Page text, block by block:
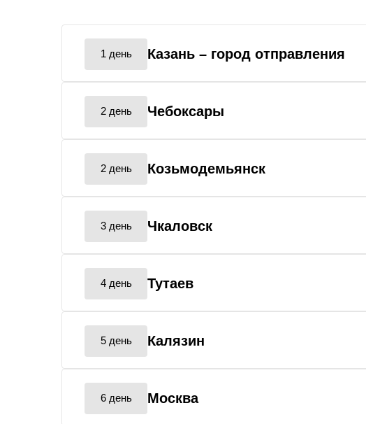
1 день Казань – город отправления
2 день Чебоксары
2 день Козьмодемьянск
3 день Чкаловск
4 день Тутаев
5 день Калязин
6 день Москва